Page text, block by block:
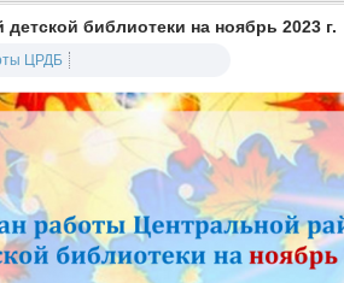
библиотеки на ноябрь 2023 г.
ЦРДБ